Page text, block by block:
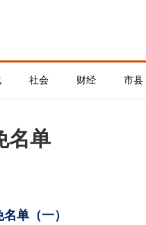
社会 财经 市县
名单
单（一）